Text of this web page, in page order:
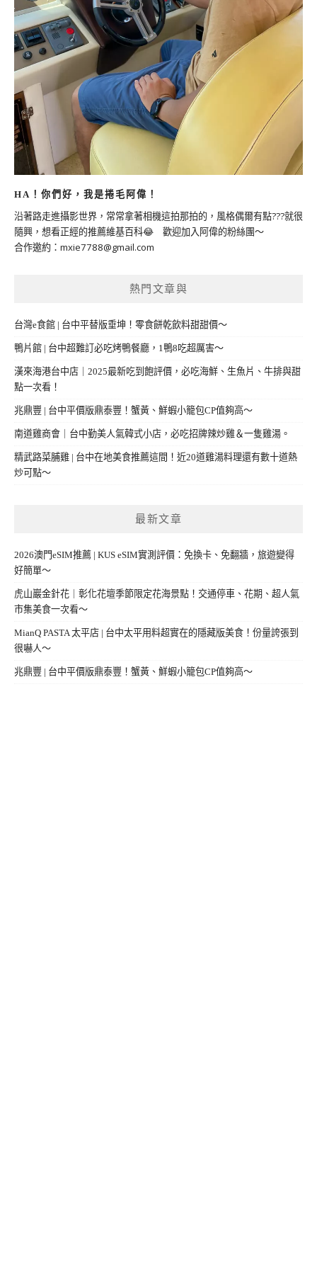
HA！你們好，我是捲毛阿偉！
沿著路走進攝影世界，常常拿著相機這拍那拍的，風格偶爾有點???就很
隨興，想看正經的推薦維基百科😂 歡迎加入阿偉的粉絲團～
合作邀約： mxie7788@gmail.com
熱門文章與
台灣e食館 | 台中平替版垂坤！零食餅乾飲料甜甜價～
鴨片館 | 台中超難訂必吃烤鴨餐廳，1鴨8吃超厲害～
漢來海港台中店｜2025最新吃到飽評價，必吃海鮮、生魚片、牛排與甜
點一次看！
兆鼎豐 | 台中平價版鼎泰豐！蟹黃、鮮蝦小籠包CP值夠高～
南道雞商會｜台中勤美人氣韓式小店，必吃招牌辣炒雞＆一隻雞湯。
精武路菜脯雞 | 台中在地美食推薦這間！近20道雞湯料理還有數十道熱
炒可點～
最新文章
2026澳門eSIM推薦 | KUS eSIM實測評價：免換卡、免翻牆，旅遊變得
好簡單～
虎山巖金針花｜彰化花壇季節限定花海景點！交通停車、花期、超人氣
市集美食一次看～
MianQ PASTA 太平店 | 台中太平用料超實在的隱藏版美食！份量誇張到
很嚇人～
兆鼎豐 | 台中平價版鼎泰豐！蟹黃、鮮蝦小籠包CP值夠高～